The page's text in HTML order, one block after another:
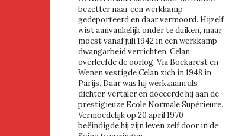
bezetter naar een werkkamp
gedeporteerd en daar vermoord. Hijzelf
wist aanvankelijk onder te duiken, maar
moest vanaf juli 1942 in een werkkamp
dwangarbeid verrichten. Celan
overleefde de oorlog. Via Boekarest en
Wenen vestigde Celan zich in 1948 in
Parijs. Daar was hij werkzaam als
dichter, vertaler en doceerde hij aan de
prestigieuze Ecole Normale Supérieure.
Vermoedelijk op 20 april 1970
beëindigde hij zijn leven zelf door in de